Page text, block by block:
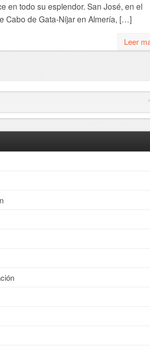
en todo su esplendor. San José, en el
Cabo de Gata-Níjar en Almería, […]
Leer